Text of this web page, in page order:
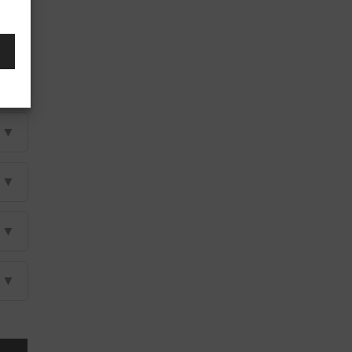
▼
▼
▼
▼